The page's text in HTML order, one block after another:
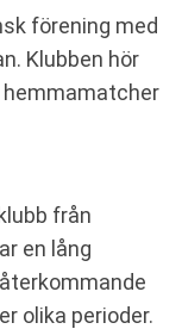
förening med
Klubben hör
hemmamatcher
från
en lång
olika perioder.